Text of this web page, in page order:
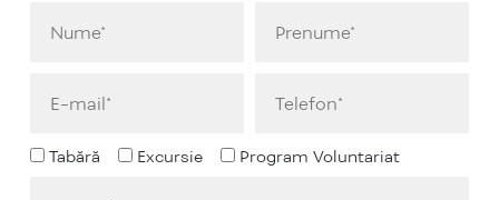
Tabără Excursie Program Voluntariat